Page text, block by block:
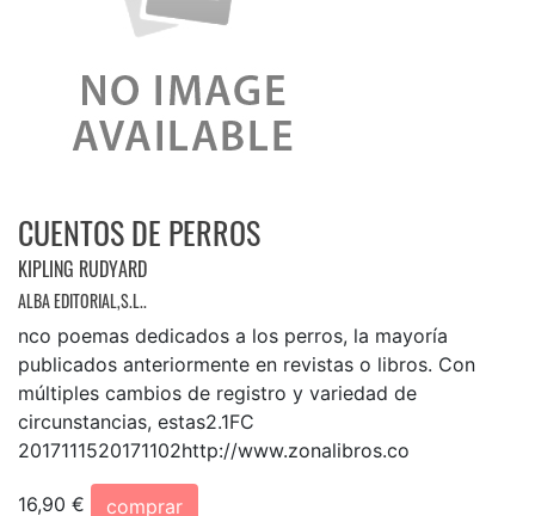
CUENTOS DE PERROS
KIPLING RUDYARD
ALBA EDITORIAL,S.L..
nco poemas dedicados a los perros, la mayoría
publicados anteriormente en revistas o libros. Con
múltiples cambios de registro y variedad de
circunstancias, estas2.1FC
2017111520171102http://www.zonalibros.co
16,90 €
comprar